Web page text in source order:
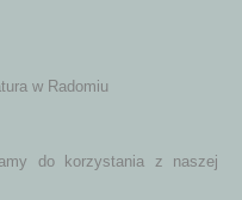
w Radomiu
do korzystania z naszej